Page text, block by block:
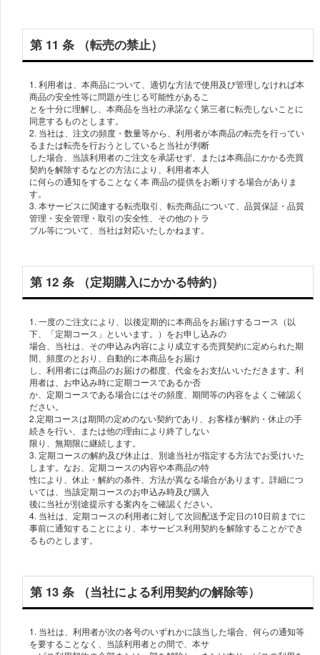
第 11 条 （転売の禁⽌）
1. 利⽤者は、本商品について、適切な⽅法で使⽤及び管理しなければ本
商品の安全性等に問題が⽣じる可能性があるこ
とを⼗分に理解し、本商品を当社の承諾なく第三者に転売しないことに
同意するものとします。
2. 当社は、注⽂の頻度・数量等から、利⽤者が本商品の転売を⾏ってい
るまたは転売を⾏おうとしていると当社が判断
した場合、当該利⽤者のご注⽂を承諾せず、または本商品にかかる売買
契約を解除するなどの⽅法により、利⽤者本⼈
に何らの通知をすることなく本 商品の提供をお断りする場合がありま
す。
3. 本サービスに関連する転売取引、転売商品について、品質保証・品質
管理・安全管理・取引の安全性、その他のトラ
ブル等について、当社は対応いたしかねます。
第 12 条 （定期購⼊にかかる特約）
1. ⼀度のご注⽂により、以後定期的に本商品をお届けするコース（以
下、「定期コース」といいます。）をお申し込みの
場合、当社は、その申込み内容により成⽴する売買契約に定められた期
間、頻度のとおり、⾃動的に本商品をお届け
し、利⽤者には商品のお届けの都度、代⾦をお⽀払いいただきます。利
⽤者は、お申込み時に定期コースであるか否
か、定期コースである場合にはその頻度、期間等の内容をよくご確認く
ださい。
2.定期コースは期間の定めのない契約であり、お客様が解約・休⽌の⼿
続きを⾏い、または他の理由により終了しない
限り、無期限に継続します。
3. 定期コースの解約及び休⽌は、別途当社が指定する⽅法でお受けいた
します。なお、定期コースの内容や本商品の特
性により、休⽌・解約の条件、⽅法が異なる場合があります。詳細につ
いては、当該定期コースのお申込み時及び購⼊
後に当社が別途提⽰する案内をご確認ください。
4. 当社は、定期コースの利⽤者に対して次回配送予定日の10⽇前までに
事前に通知することにより、本サービス利⽤契約を解除することができ
るものとします。
第 13 条 （当社による利⽤契約の解除等）
1. 当社は、利⽤者が次の各号のいずれかに該当した場合、何らの通知等
を要することなく、当該利⽤者との間で、本サ